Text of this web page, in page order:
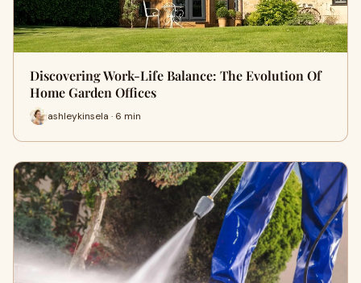
Discovering Work-Life Balance: The Evolution Of
Home Garden Offices
ashleykinsela · 6 min